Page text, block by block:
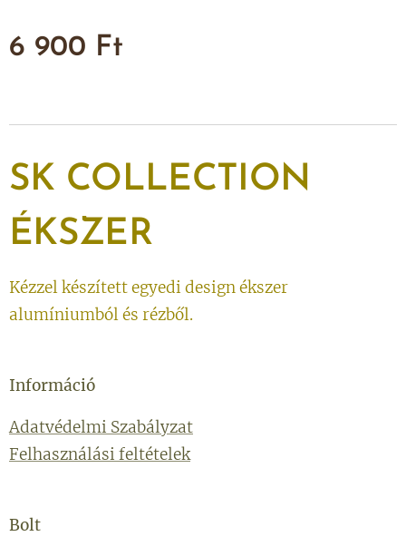
6 900 Ft
SK COLLECTION
ÉKSZER
Kézzel készített egyedi design ékszer
alumíniumból és rézből.
Információ
Adatvédelmi Szabályzat
Felhasználási feltételek
Bolt